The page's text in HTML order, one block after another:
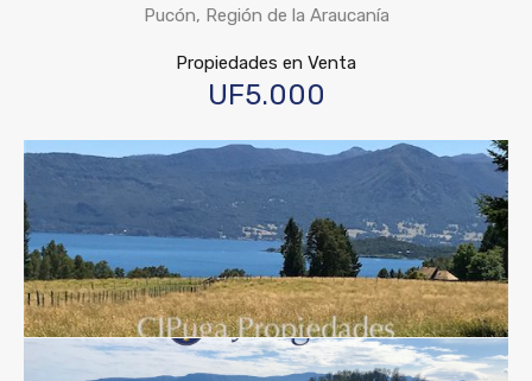
Pucón, Región de la Araucanía
Propiedades en Venta
UF5.000